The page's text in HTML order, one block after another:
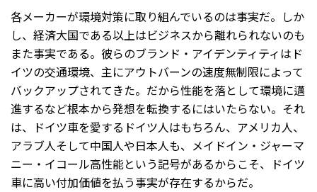
各メーカーが環境対策に取り組んでいるのは事実だ。しか
し、経済大国である以上はビジネスから離れられないのも
また事実である。彼らのブランド・アイデンティティはド
イツの交通環境、主にアウトバーンの速度無制限によって
バックアップされてきた。だから性能を落として環境に邁
進するなど根本から発想を転換するにはいたらない。それ
は、ドイツ車を愛するドイツ人はもちろん、アメリカ人、
アラブ人そして中国人や日本人も、メイドイン・ジャーマ
ニー・イコール高性能という記号があるからこそ、ドイツ
車に高い付加価値を払う事実が存在するからだ。